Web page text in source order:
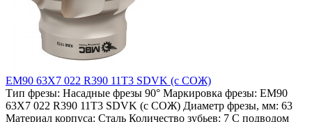
EM90 63X7 022 R390 11T3 SDVK (с СОЖ)
Тип фрезы: Насадные фрезы 90° Маркировка фрезы: EM90
63X7 022 R390 11T3 SDVK (с СОЖ) Диаметр фрезы, мм: 63
Материал корпуса: Сталь Количество зубьев: 7 С подводом